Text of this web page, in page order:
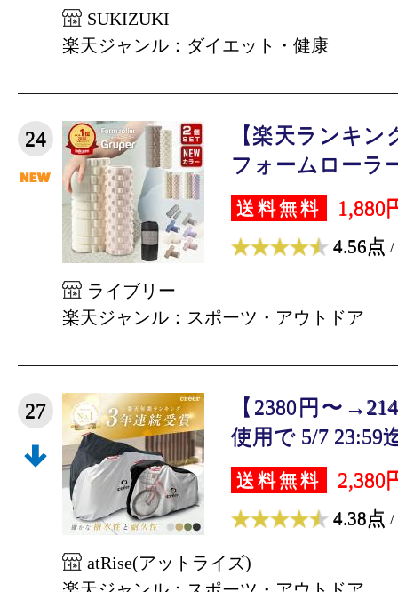
SUKIZUKI
楽天ジャンル：ダイエット・健康
24
【楽天ランキ
フォームローラ
送料無料 1,880
4.56点 /
ライブリー
楽天ジャンル：スポーツ・アウトドア
27
【2380円〜
使用で 5/7 23:59
送料無料 2,380
4.38点 /
atRise(アットライズ)